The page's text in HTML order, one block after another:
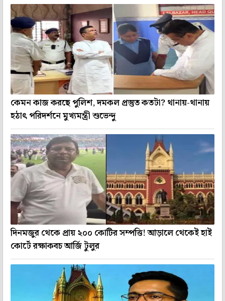
কেমন কাজ করছে পুলিশ, দমকল প্রস্তুত কতটা? থানায়-থানায়
হঠাৎ পরিদর্শনে মুখ্যমন্ত্রী শুভেন্দু
দিনমজুর থেকে প্রায় ২০০ কোটির সম্পত্তি! আড়ালে থেকেই হাই
কোর্টে রক্ষাকবচ আর্জি টুলুর